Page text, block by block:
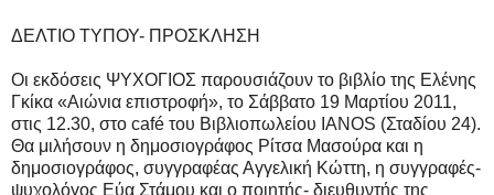
ΔΕΛΤΙΟ ΤΥΠΟΥ- ΠΡΟΣΚΛΗΣΗ
Οι εκδόσεις ΨΥΧΟΓΙΟΣ παρουσιάζουν το βιβλίο της Ελένης
Γκίκα «Αιώνια επιστροφή», το Σάββατο 19 Μαρτίου 2011,
στις 12.30, στο café του Βιβλιοπωλείου IANOS (Σταδίου 24).
Θα μιλήσουν η δημοσιογράφος Ρίτσα Μασούρα και η
δημοσιογράφος, συγγραφέας Αγγελική Κώττη, η συγγραφές-
ψυχολόγος Εύα Στάμου και ο ποιητής- διευθυντής της